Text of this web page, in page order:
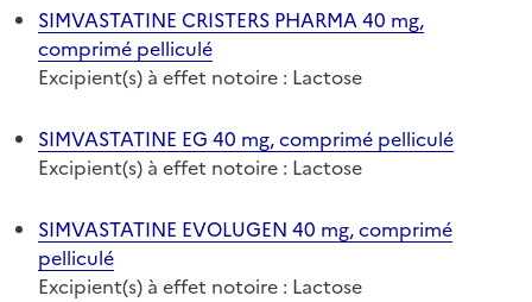
SIMVASTATINE CRISTERS PHARMA 40 mg,
comprimé pelliculé
Excipient(s) à effet notoire : Lactose
SIMVASTATINE EG 40 mg, comprimé pelliculé
Excipient(s) à effet notoire : Lactose
SIMVASTATINE EVOLUGEN 40 mg, comprimé
pelliculé
Excipient(s) à effet notoire : Lactose